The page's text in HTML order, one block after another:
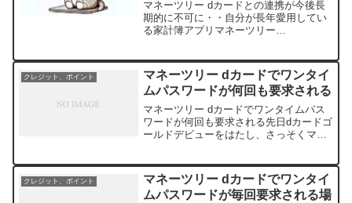
マネーツリー dカードとの連携が今後長
期的に不可に・・自分が長年愛用してい
る家計簿アプリマネーツリー
ユーザーの利用者にとって残念なお知ら
せが出ていた。2024...
クレジット、ポイント
マネーツリー dカードでワンタイ
ムパスワードが何回も要求される
マネーツリー dカードでワンタイムパス
ワードが何回も要求される先日dカードゴ
ールドデビューをはたし、さっそくマネ
無事に連携完了。ただ、ここで謎の現象
が発生。マネーツリー...
クレジット、ポイント
マネーツリー dカードでワンタイ
ムパスワードが毎回要求される場